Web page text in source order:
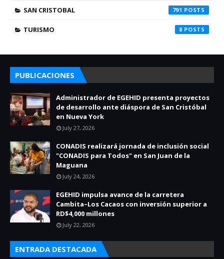
SAN CRISTOBAL 791
TURISMO 8
PUBLICACIONES
Administrador de EGEHID presenta proyectos
de desarrollo ante diáspora de San Cristóbal
en Nueva York
July 27, 2026
CONADIS realizará jornada de inclusión social
"CONADIS para Todos" en San Juan de la
Maguana
July 24, 2026
EGEHID impulsa avance de la carretera
Cambita–Los Cacaos con inversión superior a
RD$4,000 millones
July 22, 2026
ENTRADA DESTACADA